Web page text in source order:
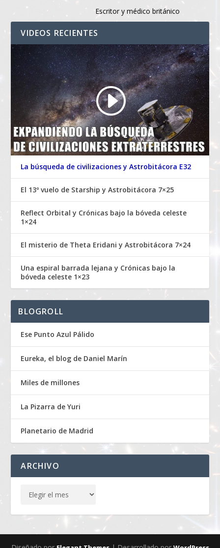
Escritor y médico británico
VIDEOS RECIENTES
La búsqueda de civilizaciones y Astrobitácora E32
El 13º vuelo de Starship y Astrobitácora 7×25
Reflect Orbital y Crónicas bajo la bóveda celeste
1×24
El misterio de Theta Eridani y Astrobitácora 7×24
Una espiral barrada lejana y Crónicas bajo la
bóveda celeste 1×23
BLOGROLL
Ese Punto Azul Pálido
Eureka, el blog de Daniel Marín
Miles de millones
La Pizarra de Yuri
Planetario de Madrid
ARCHIVO